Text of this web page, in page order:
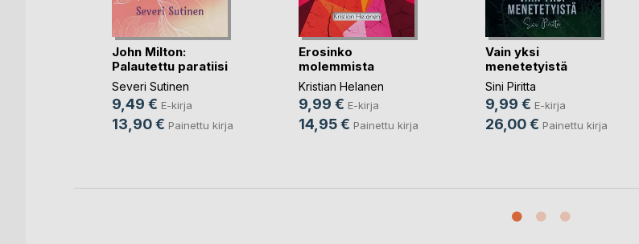
John Milton:
Palautettu paratiisi
Severi Sutinen
9,49 € E-kirja
13,90 € Painettu kirja
Erosinko
molemmista
Kristian Helanen
9,99 € E-kirja
14,95 € Painettu kirja
Vain yksi
menetetyistä
Sini Piritta
9,99 € E-kirja
26,00 € Painettu kirja